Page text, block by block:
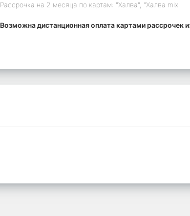
Рассрочка на 2 месяца по картам: "Халва", "Халва mix"
Возможна дистанционная оплата картами рассрочек